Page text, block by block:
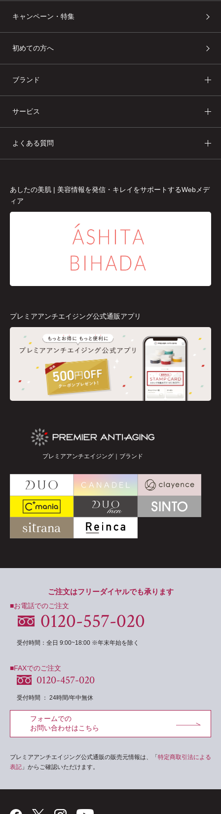
キャンペーン・特集
初めての方へ
ブランド
サービス
よくある質問
あしたの美肌 | 美容情報を発信・キレイをサポートするWebメデ
ィア
プレミアアンチエイジング公式通販アプリ
プレミアアンチエイジング｜ブランド
ご注文はフリーダイヤルでも承ります
■お電話でのご注文
0120-557-020
受付時間：全日 9:00~18:00 ※年末年始を除く
■FAXでのご注文
0120-457-020
受付時間 ： 24時間/年中無休
フォームでの
お問い合わせはこちら
プレミアアンチエイジング公式通販の販売元情報は、「特定商取引法による
表記 」からご確認いただけます。